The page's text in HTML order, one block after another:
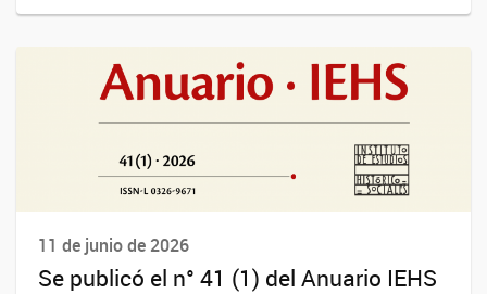
11 de junio de 2026
Se publicó el n° 41 (1) del Anuario IEHS